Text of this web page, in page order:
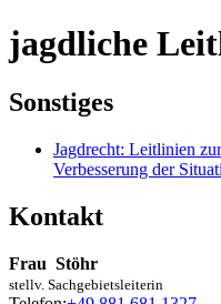
jagdliche
Sonstiges
Jagdrecht: Leitlinien
Verbesserung der
Kontakt
Frau Stöhr
stellv. Sachgebietsleiterin